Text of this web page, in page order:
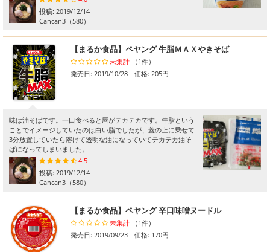
投稿: 2019/12/14
Cancan3 （580）
【まるか食品】ペヤング 牛脂ＭＡＸやきそば
未集計 （1件）
発売日: 2019/10/28 価格: 205円
味は油そばです。一口食べると唇がテカテカです。牛脂という
ことでイメージしていたのは白い脂でしたが、蓋の上に乗せて
3分放置していたら溶けて透明な油になっていてテカテカ油そ
ばになってしまいました。
4.5
投稿: 2019/12/14
Cancan3 （580）
【まるか食品】ペヤング 辛口味噌ヌードル
未集計 （1件）
発売日: 2019/09/23 価格: 170円